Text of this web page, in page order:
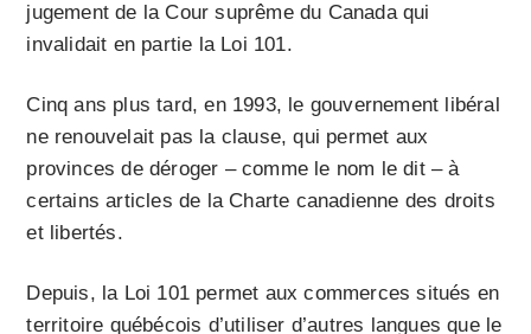
jugement de la Cour suprême du Canada qui
invalidait en partie la Loi 101.
Cinq ans plus tard, en 1993, le gouvernement libéral
ne renouvelait pas la clause, qui permet aux
provinces de déroger – comme le nom le dit – à
certains articles de la Charte canadienne des droits
et libertés.
Depuis, la Loi 101 permet aux commerces situés en
territoire québécois d’utiliser d’autres langues que le